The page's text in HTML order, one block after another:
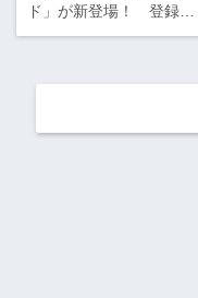
ド」が新登場！ 登録…